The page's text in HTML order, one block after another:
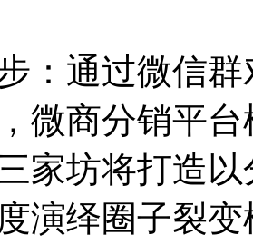
通过微信群
商分销平台
坊将打造以
演绎圈子裂